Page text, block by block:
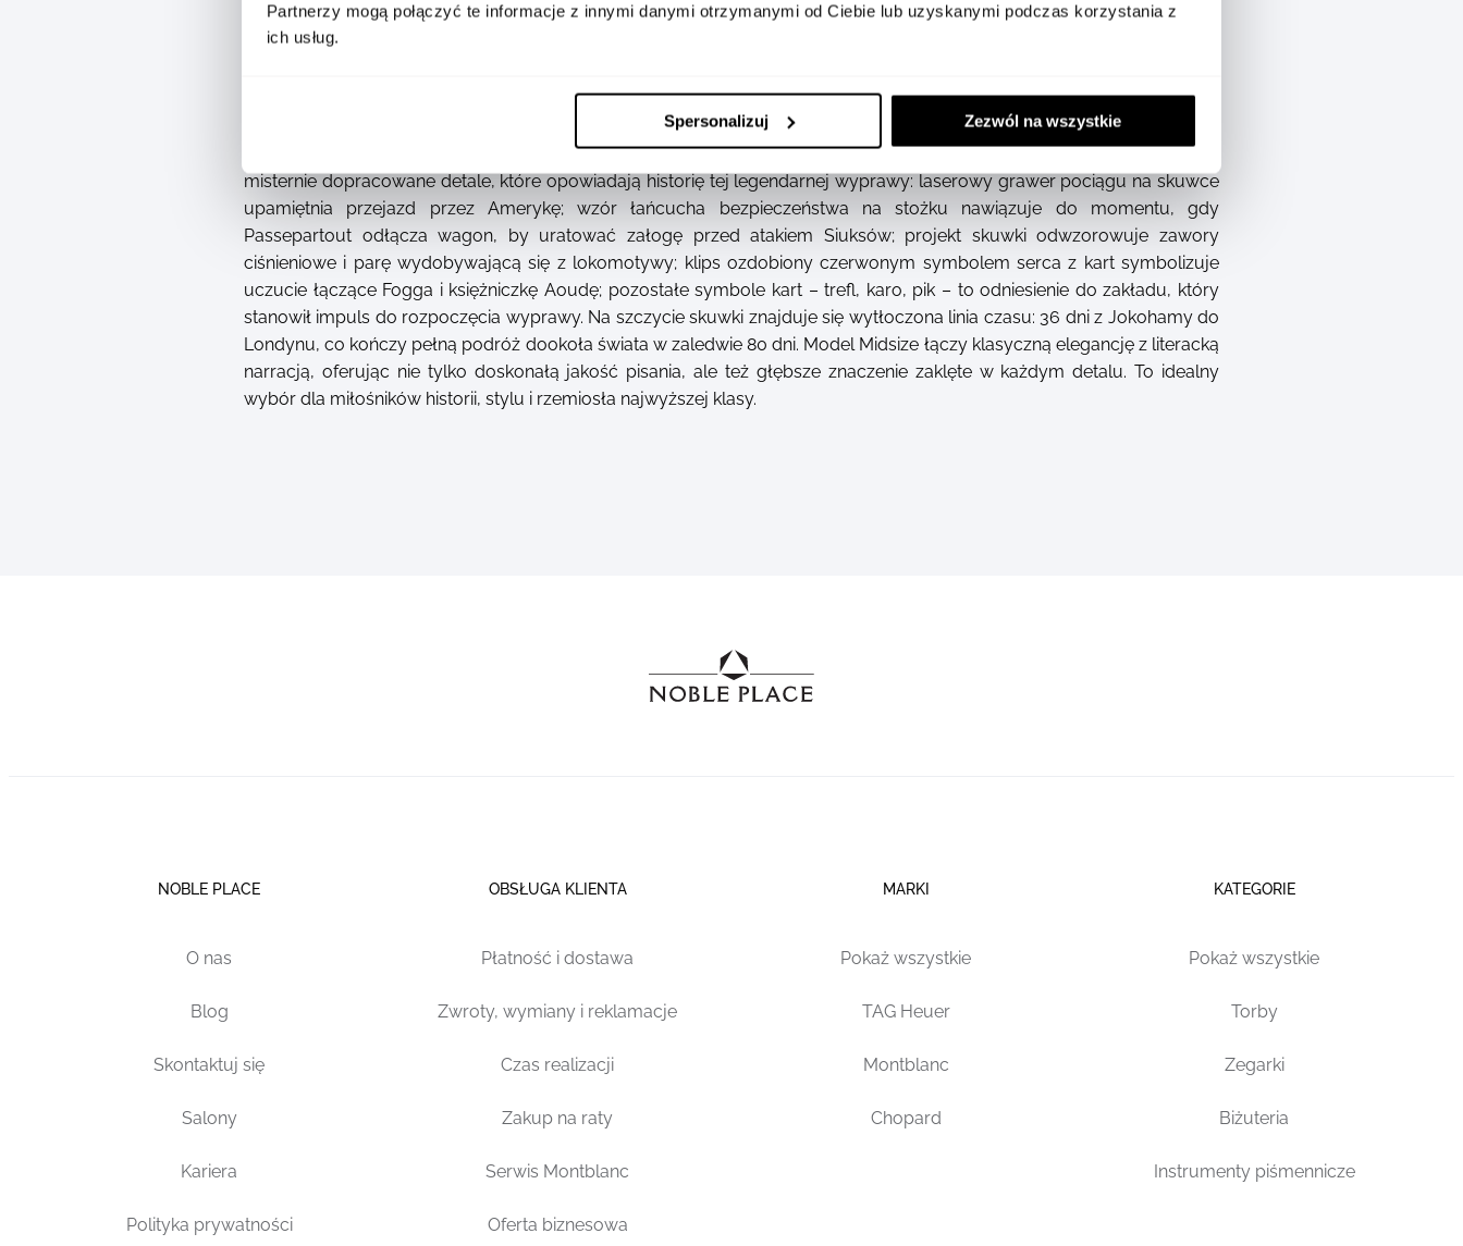
Partnerzy mogą połączyć te informacje z innymi danymi otrzymanymi od Ciebie lub uzyskanymi podczas korzystania z
ich usług.
Spersonalizuj Zezwól na wszystkie
arcydzieła Juliusza Verne’a. Inspirowany ostatnim etapem podróży Phileasa Fogga i jego wiernego służącego
Passepartout, model ten celebruje wielką przygodę bohaterów, którzy przemierzają Stany Zjednoczone pociągiem,
wracając z Jokohamy do Londynu. Korpus długopisu wykonano z ciemnoniebieskiej, szlachetnej żywicy, a całość zdobią
misternie dopracowane detale, które opowiadają historię tej legendarnej wyprawy: laserowy grawer pociągu na skuwce
upamiętnia przejazd przez Amerykę; wzór łańcucha bezpieczeństwa na stożku nawiązuje do momentu, gdy
Passepartout odłącza wagon, by uratować załogę przed atakiem Siuksów; projekt skuwki odwzorowuje zawory
ciśnieniowe i parę wydobywającą się z lokomotywy; klips ozdobiony czerwonym symbolem serca z kart symbolizuje
uczucie łączące Fogga i księżniczkę Aoudę; pozostałe symbole kart – trefl, karo, pik – to odniesienie do zakładu, który
stanowił impuls do rozpoczęcia wyprawy. Na szczycie skuwki znajduje się wytłoczona linia czasu: 36 dni z Jokohamy do
Londynu, co kończy pełną podróż dookoła świata w zaledwie 80 dni. Model Midsize łączy klasyczną elegancję z literacką
narracją, oferując nie tylko doskonałą jakość pisania, ale też głębsze znaczenie zaklęte w każdym detalu. To idealny
wybór dla miłośników historii, stylu i rzemiosła najwyższej klasy.
NOBLE PLACE
O nas
Blog
Skontaktuj się
Salony
Kariera
Polityka prywatności
OBSŁUGA KLIENTA
Płatność i dostawa
Zwroty, wymiany i reklamacje
Czas realizacji
Zakup na raty
Serwis Montblanc
Oferta biznesowa
MARKI
Pokaż wszystkie
TAG Heuer
Montblanc
Chopard
KATEGORIE
Pokaż wszystkie
Torby
Zegarki
Biżuteria
Instrumenty piśmennicze